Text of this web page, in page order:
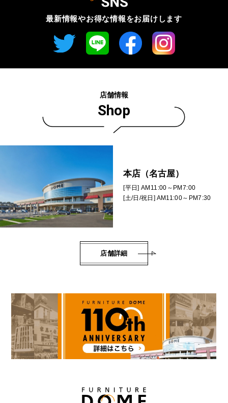
店舗情報
Shop
本店（名古屋）
[平日] AM11:00～PM7:00
[土/日/祝日] AM11:00～PM7:30
店舗詳細
最新情報やお得な情報をお届けします